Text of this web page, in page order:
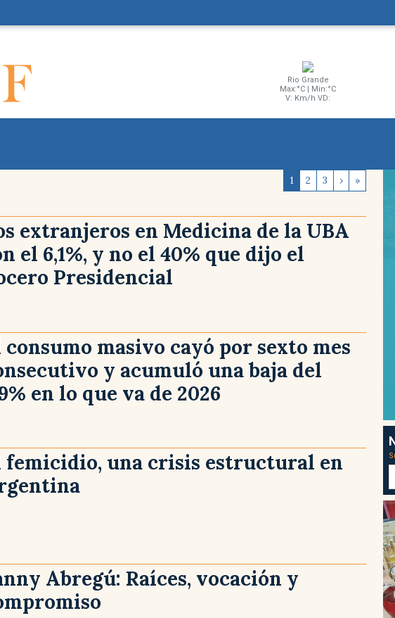
Rio Grande
Max:°C | Min:°C
V: Km/h VD:
1 2 3 › »
extranjeros en Medicina de la UBA
el 6,1%, y no el 40% que dijo el
Presidencial
consumo masivo cayó por sexto mes
y acumuló una baja del
en lo que va de 2026
femicidio, una crisis estructural en
Abregú: Raíces, vocación y